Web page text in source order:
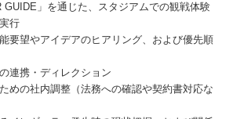
GUIDE」を通じた、スタジアムでの観戦体験
行
要望やアイデアのヒアリング、および優先順
連携・ディレクション
めの社内調整（法務への確認や契約書対応な